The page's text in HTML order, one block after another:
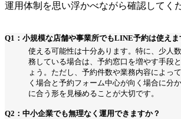
運用体制を思い浮かべながら確認してく
Q1：小規模な店舗や事業所でもLINE予約は使えま
使える可能性は十分あります。特に、少人
務している場合は、予約窓口を増やす手段
ょう。ただし、予約件数や業務内容によっ
く場合と予約フォーム中心が向く場合に分
に合う形を見極めることが大切です。
Q2：中小企業でも無理なく運用できますか？